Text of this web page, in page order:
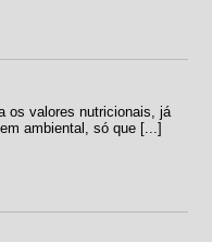
os valores nutricionais, já
ambiental, só que [...]